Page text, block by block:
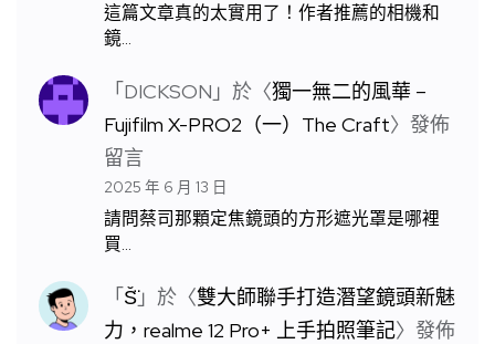
這篇文章真的太實用了！作者推薦的相機和
鏡…
「DICKSON 」於〈獨一無二的風華 –
Fujifilm X-PRO2（一）The Craft〉發佈
留言
2025 年 6 月 13 日
請問蔡司那顆定焦鏡頭的方形遮光罩是哪裡
買…
「S̆̈」於〈雙大師聯手打造潛望鏡頭新魅
力，realme 12 Pro+ 上手拍照筆記〉發佈